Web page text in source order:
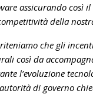
assicurando così
della
che gli
così da
l’evoluzione
di governo